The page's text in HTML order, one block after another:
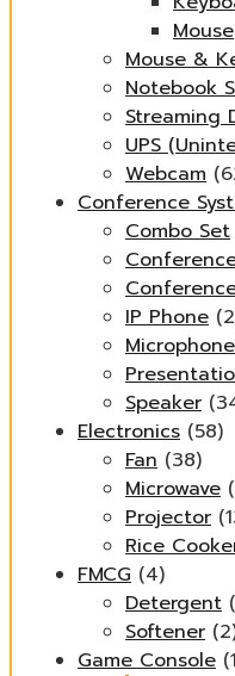
Mouse
Mouse &
Notebook
Streaming
UPS
Webcam
Conference
Combo Set
IP Phone
Microphone
Speaker
Electronics (58)
Fan (38)
Microwave
Projector
Rice
FMCG (4)
Detergent
Softener
Game Console